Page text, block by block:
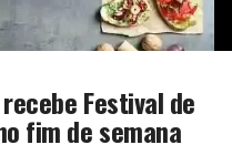
Festival de
fim de semana